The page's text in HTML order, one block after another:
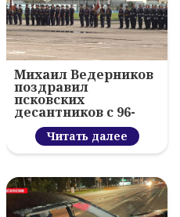
Михаил Ведерников
поздравил
псковских
десантников с 96-
летием ВДВ и
вручил награды
Читать далее